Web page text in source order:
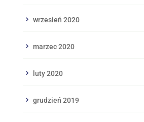
wrzesień 2020
marzec 2020
luty 2020
grudzień 2019